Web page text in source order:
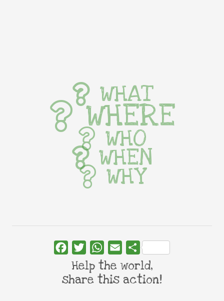
WHAT
WHERE
WHO
WHEN
WHY
FacebookTwitterWhatsApp
Email Share
Help the world,
share this action!